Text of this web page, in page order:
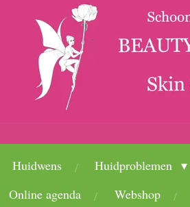
Huidwens Huidproblemen
Online agenda
Webshop